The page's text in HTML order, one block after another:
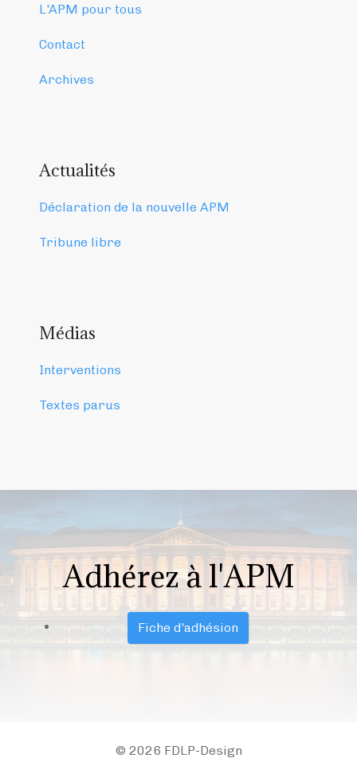
L'APM pour tous
Contact
Archives
Actualités
Déclaration de la nouvelle APM
Tribune libre
Médias
Interventions
Textes parus
Adhérez à l'APM
Fiche d'adhésion
© 2026 FDLP-Design